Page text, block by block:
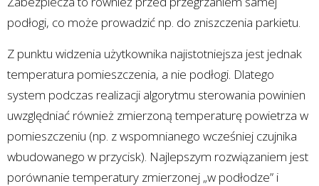
podłogi, co może prowadzić np. do zniszczenia parkietu.
Z punktu widzenia użytkownika najistotniejsza jest jednak
temperatura pomieszczenia, a nie podłogi. Dlatego
system podczas realizacji algorytmu sterowania powinien
uwzględniać również zmierzoną temperaturę powietrza w
pomieszczeniu (np. z wspomnianego wcześniej czujnika
wbudowanego w przycisk). Najlepszym rozwiązaniem jest
porównanie temperatury zmierzonej „w podłodze” i